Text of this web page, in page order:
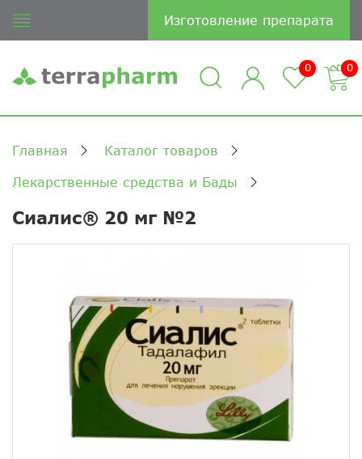
Изготовление препарата
0 0
Главная Каталог товаров
Лекарственные средства и Бады
Сиалис® 20 мг №2